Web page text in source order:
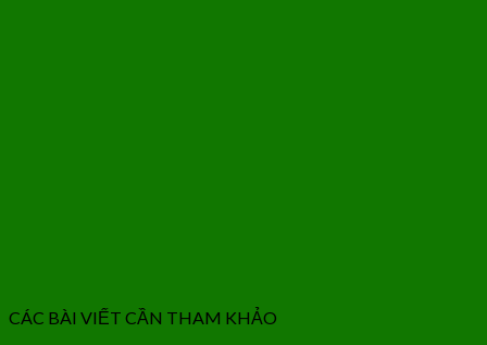
CÁC BÀI VIẾT CẦN THAM KHẢO